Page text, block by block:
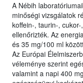
A Nébih
minőségi vizsgálatok
koffein-, taurin-,
ellenőrizték. Az
és 35 mg/100 ml
Az Európai
véleménye szerint
valamint a napi 400